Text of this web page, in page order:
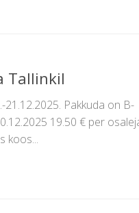
Tallinkil
21.12.2025. Pakkuda on B-
19.50 € per
koos...